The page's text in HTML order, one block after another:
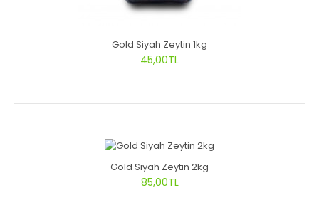
Gold Siyah Zeytin 1kg
45,00TL
Gold Siyah Zeytin 2kg
85,00TL